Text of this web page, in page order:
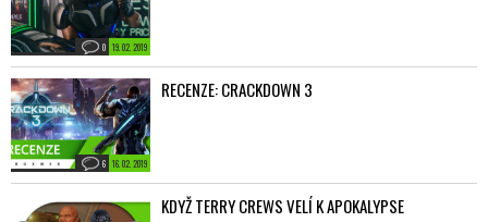
19. 02. 2019
0
16. 02. 2019
6
RECENZE: CRACKDOWN 3
KDYŽ TERRY CREWS VELÍ K APOKALYPSE